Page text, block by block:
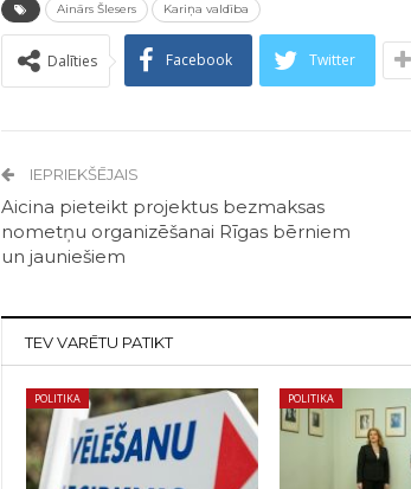
Ainārs Šlesers Kariņa valdība
Dalīties Facebook Twitter
IEPRIEKŠĒJAIS
Aicina pieteikt projektus bezmaksas
nometņu organizēšanai Rīgas bērniem
un jauniešiem
TEV VARĒTU PATIKT
POLITIKA POLITIKA